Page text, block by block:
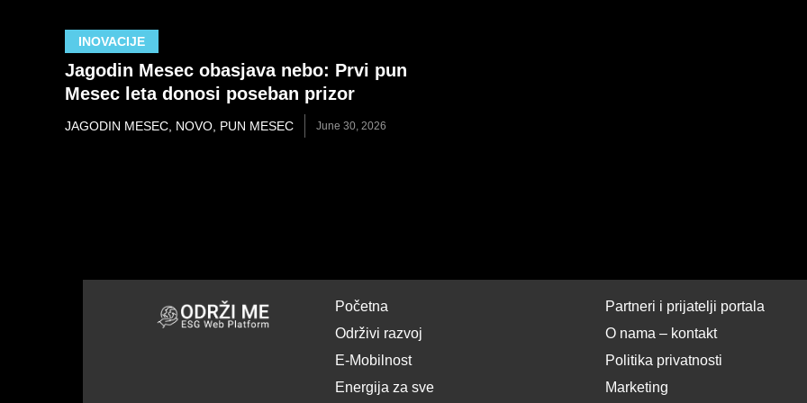
INOVACIJE
Jagodin Mesec obasjava nebo: Prvi pun
Mesec leta donosi poseban prizor
JAGODIN MESEC NOVO PUN MESEC June 30, 2026
Početna
Održivi razvoj
E-Mobilnost
Energija za sve
Partneri i prijatelji portala
O nama – kontakt
Politika privatnosti
Marketing